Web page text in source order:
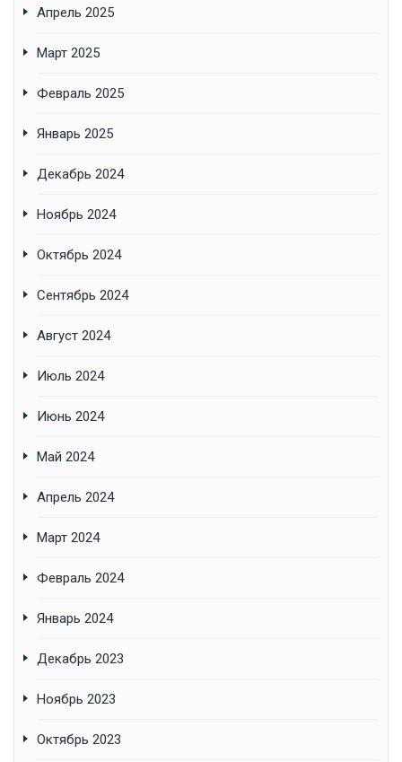
Апрель 2025
Март 2025
Февраль 2025
Январь 2025
Декабрь 2024
Ноябрь 2024
Октябрь 2024
Сентябрь 2024
Август 2024
Июль 2024
Июнь 2024
Май 2024
Апрель 2024
Март 2024
Февраль 2024
Январь 2024
Декабрь 2023
Ноябрь 2023
Октябрь 2023